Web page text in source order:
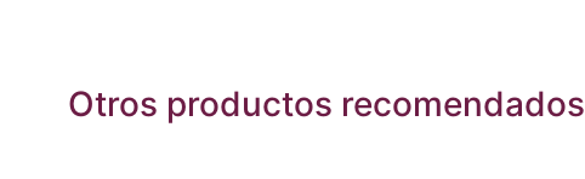
Otros productos recomendados